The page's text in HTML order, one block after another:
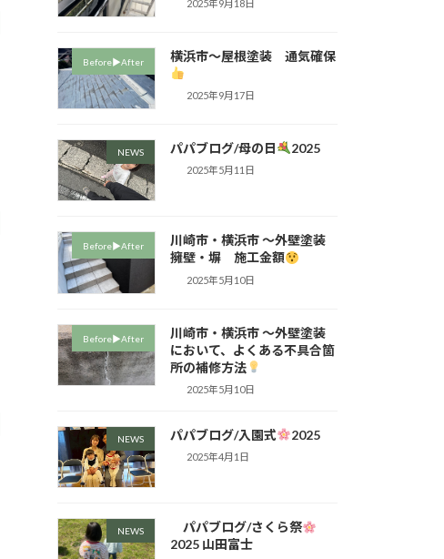
2025年9月18日
Before▶︎After 横浜市～屋根塗装 通気確保
2025年9月17日
NEWS パパブログ/母の日 2025
2025年5月11日
Before▶︎After
川崎市・横浜市 ～外壁塗装
擁壁・塀 施工金額
2025年5月10日
Before▶︎After
川崎市・横浜市 ～外壁塗装
において、よくある不具合箇
所の補修方法
2025年5月10日
NEWS パパブログ/入園式 2025
2025年4月1日
NEWS
パパブログ/さくら祭
2025 山田富士